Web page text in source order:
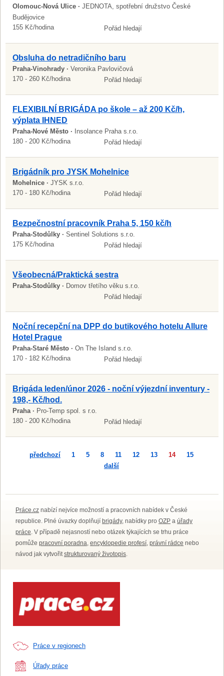
Olomouc-Nová Ulice · JEDNOTA, spotřební družstvo České
Budějovice
155 Kč/hodina
Pořád hledají
Obsluha do netradičního baru
Praha-Vinohrady · Veronika Pavlovičová
170 - 260 Kč/hodina
Pořád hledají
FLEXIBILNÍ BRIGÁDA po škole – až 200 Kč/h,
výplata IHNED
Praha-Nové Město ·
Insolance Praha s.r.o.
180 - 200 Kč/hodina
Pořád hledají
Brigádník pro JYSK Mohelnice
Mohelnice · JYSK s.r.o.
170 - 180 Kč/hodina
Pořád hledají
Bezpečnostní pracovník Praha 5, 150 kč/h
Praha-Stodůlky · Sentinel Solutions s.r.o.
175 Kč/hodina
Pořád hledají
Všeobecná/Praktická sestra
Praha-Stodůlky · Domov třetího věku s.r.o.
Pořád hledají
Noční recepční na DPP do butikového hotelu Allure
Hotel Prague
Praha-Staré Město · On The Island s.r.o.
170 - 182 Kč/hodina
Pořád hledají
Brigáda leden/únor 2026 - noční výjezdní inventury -
198,- Kč/hod.
Praha · Pro-Temp spol. s r.o.
180 - 200 Kč/hodina
Pořád hledají
předchozí 1 5 8 11 12 13 14
15
další
Práce.cz nabízí nejvíce možností a pracovních nabídek v České
republice. Plné úvazky doplňují brigády, nabídky pro OZP a úřady
práce. V případě nejasností nebo otázek týkajících se trhu práce
pomůže pracovní poradna, encyklopedie profesí, právní rádce nebo
návod jak vytvořitstrukturovaný životopis.
Práce v regionech
Úřady práce